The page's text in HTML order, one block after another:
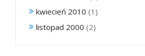
kwiecień 2010 (1)
listopad 2000 (2)